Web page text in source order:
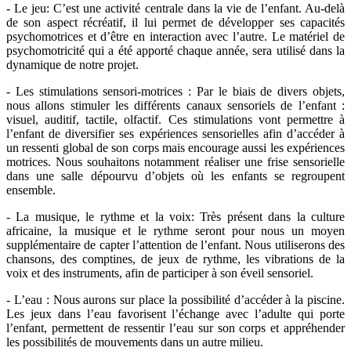
- Le jeu: C’est une activité centrale dans la vie de l’enfant. Au-delà
de son aspect récréatif, il lui permet de développer ses capacités
psychomotrices et d’être en interaction avec l’autre. Le matériel de
psychomotricité qui a été apporté chaque année, sera utilisé dans la
dynamique de notre projet.
- Les stimulations sensori-motrices : Par le biais de divers objets,
nous allons stimuler les différents canaux sensoriels de l’enfant :
visuel, auditif, tactile, olfactif. Ces stimulations vont permettre à
l’enfant de diversifier ses expériences sensorielles afin d’accéder à
un ressenti global de son corps mais encourage aussi les expériences
motrices. Nous souhaitons notamment réaliser une frise sensorielle
dans une salle dépourvu d’objets où les enfants se regroupent
ensemble.
- La musique, le rythme et la voix: Très présent dans la culture
africaine, la musique et le rythme seront pour nous un moyen
supplémentaire de capter l’attention de l’enfant. Nous utiliserons des
chansons, des comptines, de jeux de rythme, les vibrations de la
voix et des instruments, afin de participer à son éveil sensoriel.
- L’eau : Nous aurons sur place la possibilité d’accéder à la piscine.
Les jeux dans l’eau favorisent l’échange avec l’adulte qui porte
l’enfant, permettent de ressentir l’eau sur son corps et appréhender
les possibilités de mouvements dans un autre milieu.